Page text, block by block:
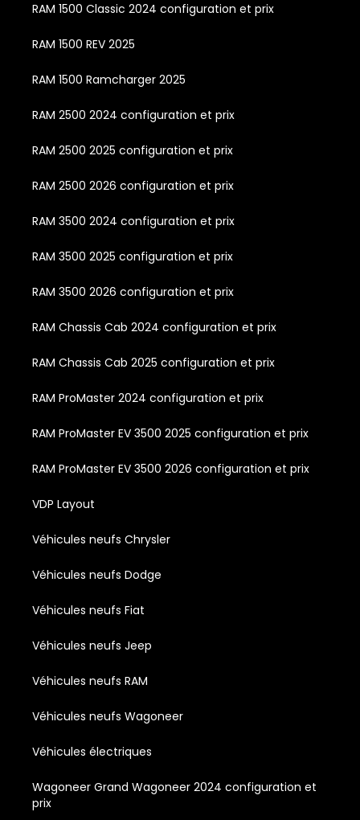
RAM 1500 Classic 2024 configuration et prix
RAM 1500 REV 2025
RAM 1500 Ramcharger 2025
RAM 2500 2024 configuration et prix
RAM 2500 2025 configuration et prix
RAM 2500 2026 configuration et prix
RAM 3500 2024 configuration et prix
RAM 3500 2025 configuration et prix
RAM 3500 2026 configuration et prix
RAM Chassis Cab 2024 configuration et prix
RAM Chassis Cab 2025 configuration et prix
RAM ProMaster 2024 configuration et prix
RAM ProMaster EV 3500 2025 configuration et prix
RAM ProMaster EV 3500 2026 configuration et prix
VDP Layout
Véhicules neufs Chrysler
Véhicules neufs Dodge
Véhicules neufs Fiat
Véhicules neufs Jeep
Véhicules neufs RAM
Véhicules neufs Wagoneer
Véhicules électriques
Wagoneer Grand Wagoneer 2024 configuration et
prix